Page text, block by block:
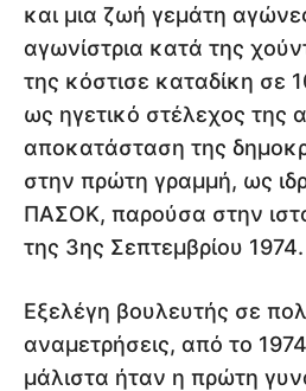
και μια ζωή γεμάτη
αγωνίστρια κατά της
της κόστισε καταδίκη σε
ως ηγετικό στέλεχος της
αποκατάσταση της
στην πρώτη γραμμή, ως
ΠΑΣΟΚ, παρούσα στην
της 3ης Σεπτεμβρίου 1974.
Εξελέγη βουλευτής σε
αναμετρήσεις, από το
μάλιστα ήταν η πρώτη